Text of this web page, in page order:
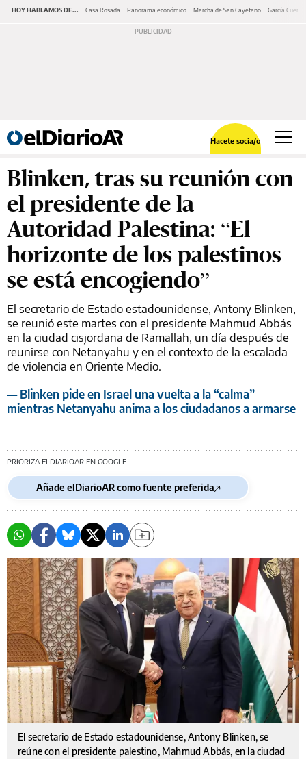
HOY HABLAMOS DE... Casa Rosada Panorama económico Marcha de San Cayetano García Cuerva
Hacete socia/o
Blinken, tras su reunión con
el presidente de la
Autoridad Palestina: “El
horizonte de los palestinos
se está encogiendo”
El secretario de Estado estadounidense, Antony Blinken,
se reunió este martes con el presidente Mahmud Abbás
en la ciudad cisjordana de Ramallah, un día después de
reunirse con Netanyahu y en el contexto de la escalada
de violencia en Oriente Medio.
— Blinken pide en Israel una vuelta a la “calma”
mientras Netanyahu anima a los ciudadanos a armarse
PRIORIZA ELDIARIOAR EN GOOGLE
Añade elDiarioAR como fuente preferida
El secretario de Estado estadounidense, Antony Blinken, se
reúne con el presidente palestino, Mahmud Abbás, en la ciudad